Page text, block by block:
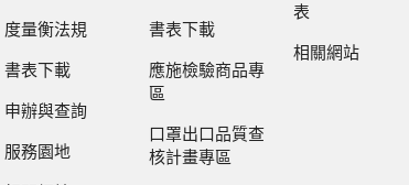
度量衡法規
書表下載
申辦與查詢
服務園地
書表下載
應施檢驗商品專
區
口罩出口品質查
核計畫專區
表
相關網站